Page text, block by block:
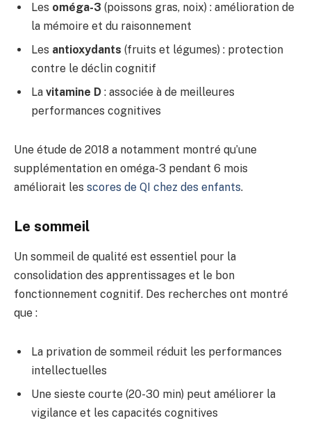
Les oméga-3 (poissons gras, noix) : amélioration de
la mémoire et du raisonnement
Les antioxydants (fruits et légumes) : protection
contre le déclin cognitif
La vitamine D : associée à de meilleures
performances cognitives
Une étude de 2018 a notamment montré qu’une
supplémentation en oméga-3 pendant 6 mois
améliorait les scores de QI chez des enfants.
Le sommeil
Un sommeil de qualité est essentiel pour la
consolidation des apprentissages et le bon
fonctionnement cognitif. Des recherches ont montré
que :
La privation de sommeil réduit les performances
intellectuelles
Une sieste courte (20-30 min) peut améliorer la
vigilance et les capacités cognitives